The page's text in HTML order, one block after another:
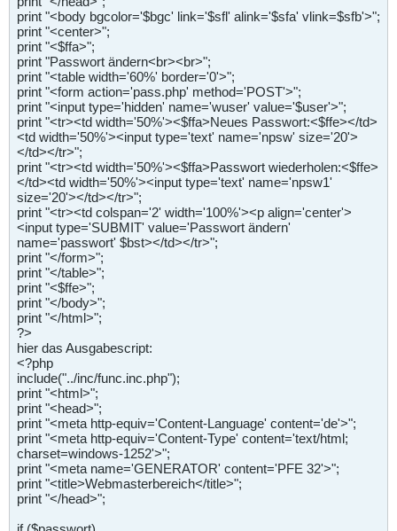
print "<body bgcolor='$bgc' link='$sfl' alink='$sfa' vlink=$sfb'>";
print "<center>";
print "<$ffa>";
print "Passwort ändern<br><br>";
print "<table width='60%' border='0'>";
print "<form action='pass.php' method='POST'>";
print "<input type='hidden' name='wuser' value='$user'>";
print "<tr><td width='50%'><$ffa>Neues Passwort:<$ffe></td>
<td width='50%'><input type='text' name='npsw' size='20'>
</td></tr>";
print "<tr><td width='50%'><$ffa>Passwort wiederholen:<$ffe>
</td><td width='50%'><input type='text' name='npsw1'
size='20'></td></tr>";
print "<tr><td colspan='2' width='100%'><p align='center'>
<input type='SUBMIT' value='Passwort ändern'
name='passwort' $bst></td></tr>";
print "</form>";
print "</table>";
print "<$ffe>";
print "</body>";
print "</html>";
?>
hier das Ausgabescript:
<?php
include("../inc/func.inc.php");
print "<html>";
print "<head>";
print "<meta http-equiv='Content-Language' content='de'>";
print "<meta http-equiv='Content-Type' content='text/html;
charset=windows-1252'>";
print "<meta name='GENERATOR' content='PFE 32'>";
print "<title>Webmasterbereich</title>";
print "</head>";